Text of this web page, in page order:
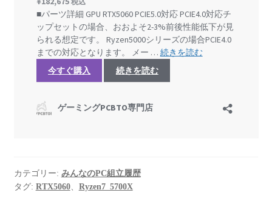
カテゴリー: みんなのPC組立履歴
タグ: RTX5060、 Ryzen7_5700X